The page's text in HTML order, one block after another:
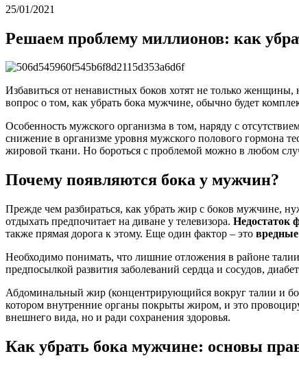
25/01/2021
Решаем проблему миллионов: как
Избавиться от ненавистных боков хотят не только
вопрос о том, как убрать бока мужчине, обычно будет
Особенность мужского организма в том, наряду с
снижение в организме уровня мужского полового гормона
жировой ткани. Но бороться с проблемой можно в любом
Почему появляются бока у мужчин?
Прежде чем разбираться, как убрать жир с боков мужчине,
отдыхать предпочитает на диване у телевизора. Недостаток
также прямая дорога к этому. Еще один фактор – это
Необходимо понимать, что лишние отложения в районе
предпосылкой развития заболеваний сердца и сосудов,
Абдоминальный жир (концентрирующийся вокруг талии и
котором внутренние органы покрыты жиром, и это
внешнего вида, но и ради сохранения здоровья.
Как убрать бока мужчине: основы